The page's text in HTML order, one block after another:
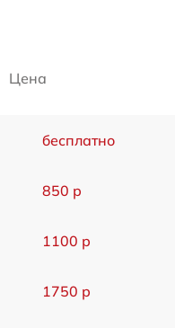
Цена
бесплатно
850 р
1100 р
1750 р